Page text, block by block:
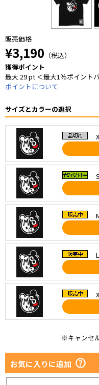
販売価格
¥3,190 （税込）
獲得ポイント
最大 29 pt ＜最大1％ポイント
ポイントについて
サイズとカラーの選択
L
※キャンセ
お気に入りに追加